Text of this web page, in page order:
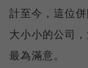
計至今，這位
大小小的公司
最為滿意。